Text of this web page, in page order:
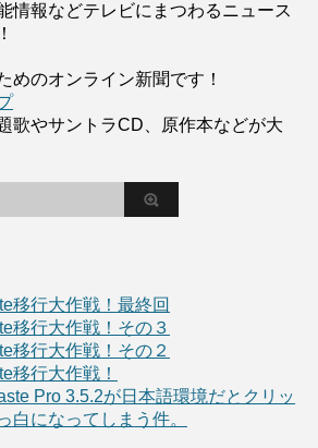
情報などテレビにまつわるニュース
めのオンライン新聞です！
歌やサントラCD、原作本などが大
移行大作戦！最終回
移行大作戦！その３
移行大作戦！その２
移行大作戦！
Pro 3.5.2が日本語環境だとクリッ
白になってしまう件。